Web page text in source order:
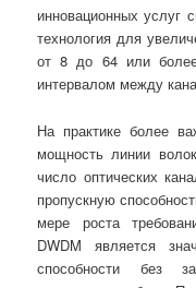
инновационных услуг
технология для
от 8 до 64 или
интервалом между
На практике более
мощность линии
число оптических
пропускную
мере роста
DWDM является
способности без